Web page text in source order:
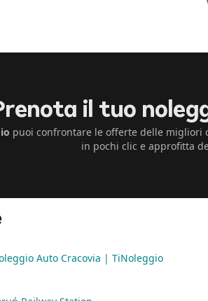
il tuo
puoi confrontare le offerte delle migliori
in pochi clic e approfitta
Auto Cracovia | TiNoleggio